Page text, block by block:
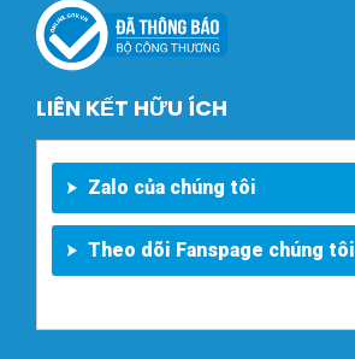
LIÊN KẾT HỮU ÍCH
Zalo của chúng tôi
Theo dõi Fanspage chúng tôi